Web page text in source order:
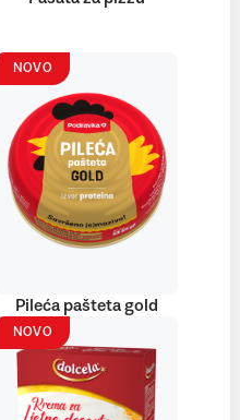
NOVO
Pileća pašteta gold
NOVO